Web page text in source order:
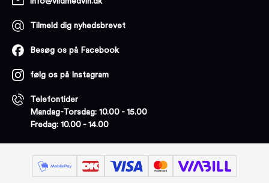
Tilmeld dig nyhedsbrevet
Besøg os på Facebook
følg os på Instagram
Telefontider
Mandag-Torsdag: 10.00 - 15.00
Fredag: 10.00 - 14.00